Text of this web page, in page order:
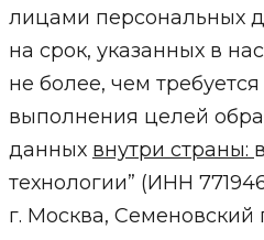
лицами персональных
на срок, указанных в
не более, чем
выполнения целей
данных внутри страны:
технологии” (ИНН
г. Москва, Семеновский